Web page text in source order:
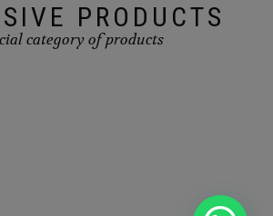
PRODUCTS
category of products